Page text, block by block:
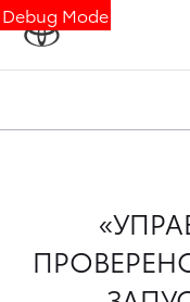
Debug Mode